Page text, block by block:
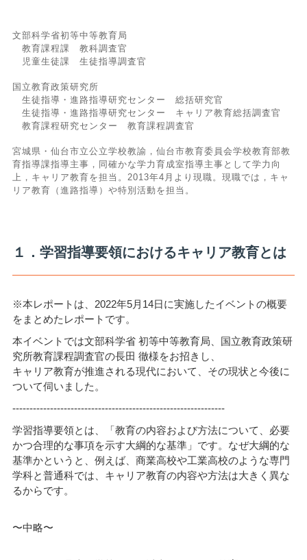
文部科学省初等中等教育局
教育課程課 教科調査官
児童生徒課 生徒指導調査官
国立教育政策研究所
生徒指導・進路指導研究センター 総括研究官
生徒指導・進路指導研究センター キャリア教育総括調査官
教育課程研究センター 教育課程調査官
宮城県・仙台市立公立学校教諭，仙台市教育委員会学校教育部教
育指導課指導主事，同確かな学力育成室指導主事として学力向
上，キャリア教育を担当。2013年4月より現職。現職では，キャ
リア教育（進路指導）や特別活動を担当。
１．学習指導要領におけるキャリア教育とは
※本レポートは、2022年5月14日に実施したイベントの概要
をまとめたレポートです。
本イベントでは文部科学省 初等中等教育局、国立教育政策研
究所教育課程調査官の長田 徹様をお招きし、
キャリア教育が推進される現代において、その現状と今後に
ついて伺いました。
--------------------------------------------------------------
学習指導要領とは、「教育の内容および方法について、必要
かつ合理的な事項を示す大綱的な基準」です。なぜ大綱的な
基準かというと、例えば、商業高校や工業高校のような専門
学科と普通科では、キャリア教育の内容や方法は大きく異な
るからです。
〜中略〜